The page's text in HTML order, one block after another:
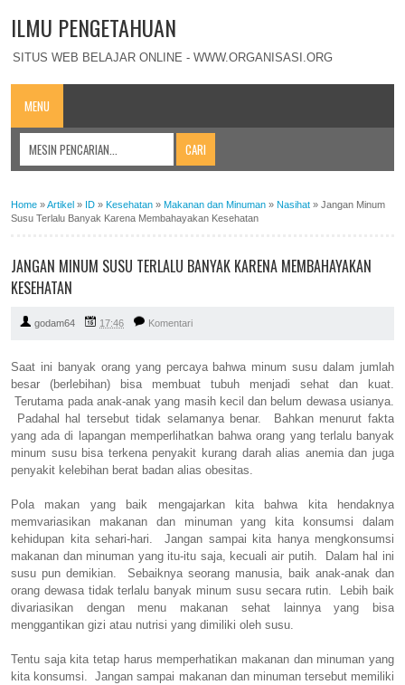
ILMU PENGETAHUAN
SITUS WEB BELAJAR ONLINE - WWW.ORGANISASI.ORG
MENU
Home »Artikel » ID » Kesehatan » Makanan dan Minuman » Nasihat » Jangan Minum
Susu Terlalu Banyak Karena Membahayakan Kesehatan
JANGAN MINUM SUSU TERLALU BANYAK KARENA MEMBAHAYAKAN
KESEHATAN
godam64 17:46 Komentari
Saat ini banyak orang yang percaya bahwa minum susu dalam jumlah
besar (berlebihan) bisa membuat tubuh menjadi sehat dan kuat.
Terutama pada anak-anak yang masih kecil dan belum dewasa usianya.
Padahal hal tersebut tidak selamanya benar. Bahkan menurut fakta
yang ada di lapangan memperlihatkan bahwa orang yang terlalu banyak
minum susu bisa terkena penyakit kurang darah alias anemia dan juga
penyakit kelebihan berat badan alias obesitas.
Pola makan yang baik mengajarkan kita bahwa kita hendaknya
memvariasikan makanan dan minuman yang kita konsumsi dalam
kehidupan kita sehari-hari. Jangan sampai kita hanya mengkonsumsi
makanan dan minuman yang itu-itu saja, kecuali air putih. Dalam hal ini
susu pun demikian. Sebaiknya seorang manusia, baik anak-anak dan
orang dewasa tidak terlalu banyak minum susu secara rutin. Lebih baik
divariasikan dengan menu makanan sehat lainnya yang bisa
menggantikan gizi atau nutrisi yang dimiliki oleh susu.
Tentu saja kita tetap harus memperhatikan makanan dan minuman yang
kita konsumsi. Jangan sampai makanan dan minuman tersebut memiliki